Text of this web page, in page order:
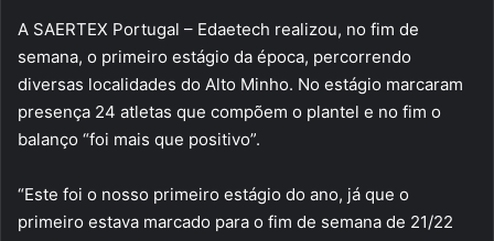
A SAERTEX Portugal – Edaetech realizou, no fim de
semana, o primeiro estágio da época, percorrendo
diversas localidades do Alto Minho. No estágio marcaram
presença 24 atletas que compõem o plantel e no fim o
balanço “foi mais que positivo”.
“Este foi o nosso primeiro estágio do ano, já que o
primeiro estava marcado para o fim de semana de 21/22